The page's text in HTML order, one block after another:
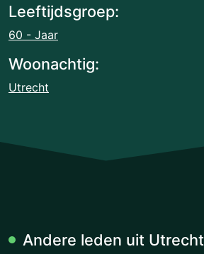
Leeftijdsgroep:
60 - Jaar
Woonachtig:
Utrecht
Andere leden uit Utrecht